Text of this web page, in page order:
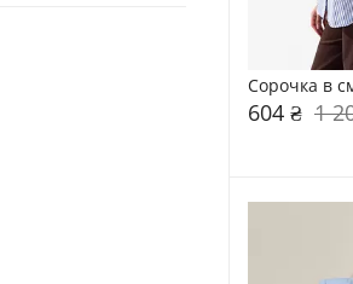
Сорочка в
604 ₴ 1